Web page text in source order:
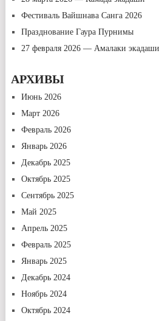
Фестиваль Вайшнава Санга 2026
Празднование Гаура Пурнимы
27 февраля 2026 — Амалаки экадаши
АРХИВЫ
Июнь 2026
Март 2026
Февраль 2026
Январь 2026
Декабрь 2025
Октябрь 2025
Сентябрь 2025
Май 2025
Апрель 2025
Февраль 2025
Январь 2025
Декабрь 2024
Ноябрь 2024
Октябрь 2024